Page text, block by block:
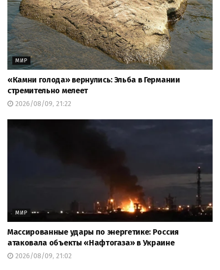
МИР
«Камни голода» вернулись: Эльба в Германии
стремительно мелеет
2026/08/09, 21:22
МИР
Массированные удары по энергетике: Россия
атаковала объекты «Нафтогаза» в Украине
2026/08/09, 21:02